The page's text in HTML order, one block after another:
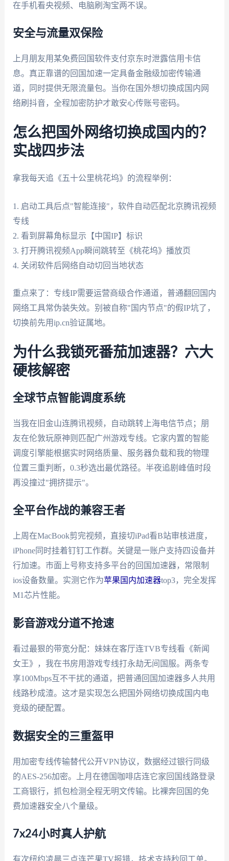
在手机看央视频、电脑刷淘宝两不误。
安全与流量双保险
上月朋友用某免费回国软件支付京东时泄露信用卡信
息。真正靠谱的回国加速一定具备金融级加密传输通
道，同时提供无限流量包。当你在国外想切换成国内网
络刷抖音，全程加密防护才敢安心传账号密码。
怎么把国外网络切换成国内的？
实战四步法
拿我每天追《五十公里桃花坞》的流程举例：
1. 启动工具后点"智能连接"，软件自动匹配北京腾讯视频
专线
2. 看到屏幕角标显示【中国IP】标识
3. 打开腾讯视频App瞬间跳转至《桃花坞》播放页
4. 关闭软件后网络自动切回当地状态
重点来了：专线IP需要运营商级合作通道，普通翻回国内
网络工具常伪装失效。别被自称"国内节点"的假IP坑了，
切换前先用ip.cn验证属地。
为什么我锁死番茄加速器？六大
硬核解密
全球节点智能调度系统
当我在旧金山连腾讯视频，自动跳转上海电信节点；朋
友在伦敦玩原神则匹配广州游戏专线。它家内置的智能
调度引擎能根据实时网络质量、服务器负载和我的物理
位置三重判断，0.3秒选出最优路径。半夜追剧峰值时段
再没撞过"拥挤提示"。
全平台作战的兼容王者
上周在MacBook剪完视频，直接切iPad看B站审核进度，
iPhone同时挂着钉钉工作群。关键是一账户支持四设备并
行加速。市面上号称支持多平台的回国加速器，常限制
ios设备数量。实测它作为苹果国内加速器top3，完全发挥
M1芯片性能。
影音游戏分道不抢速
看过最狠的带宽分配：妹妹在客厅连TVB专线看《新闻
女王》，我在书房用游戏专线打永劫无间国服。两条专
享100Mbps互不干扰的通道，把普通回国加速器多人共用
线路秒成渣。这才是实现怎么把国外网络切换成国内电
竞级的硬配置。
数据安全的三重盔甲
用加密专线传输替代公开VPN协议，数据经过银行同级
的AES-256加密。上月在德国咖啡店连它家回国线路登录
工商银行，抓包检测全程无明文传输。比裸奔回国的免
费加速器安全八个量级。
7x24小时真人护航